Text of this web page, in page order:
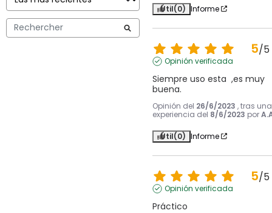
Útil(0) Informe
5/5
Opinión verificada
Siempre uso esta  ,es muy
buena.
Opinión del 26/6/2023 , tras una
experiencia del 8/6/2023 por
Útil(0) Informe
5/5
Opinión verificada
Práctico